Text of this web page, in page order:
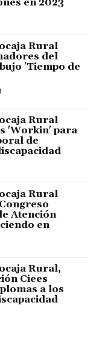
en 2023
Rural
del
'Tiempo de
Rural
'Workin' para
de
Rural
Atención
en
Rural,
Ciees
a los